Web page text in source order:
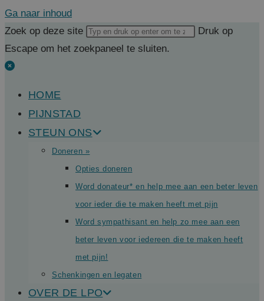
Ga naar inhoud
Zoek op deze site
Druk op
Escape om het zoekpaneel te sluiten.
HOME
PIJNSTAD
STEUN ONS
Doneren »
Opties doneren
Word donateur* en help mee aan een beter leven
voor ieder die te maken heeft met pijn
Word sympathisant en help zo mee aan een
beter leven voor iedereen die te maken heeft
met pijn!
Schenkingen en legaten
OVER DE LPO